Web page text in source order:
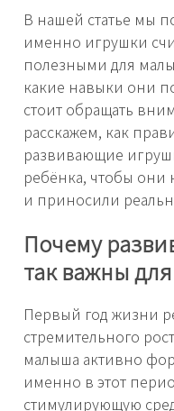
В нашей статье мы
именно игрушки
полезными для
какие навыки они
стоит обращать
расскажем, как
развивающие
ребёнка, чтобы они
и приносили
Почему
так важны
Первый год жизни
стремительного
малыша активно
именно в этот
стимулирующую